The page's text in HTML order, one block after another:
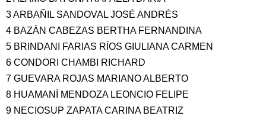
3 ARBAÑIL SANDOVAL JOSÉ ANDRÉS
4 BAZÁN CABEZAS BERTHA FERNANDINA
5 BRINDANI FARIAS RÍOS GIULIANA CARMEN
6 CONDORI CHAMBI RICHARD
7 GUEVARA ROJAS MARIANO ALBERTO
8 HUAMANÍ MENDOZA LEONCIO FELIPE
9 NECIOSUP ZAPATA CARINA BEATRIZ